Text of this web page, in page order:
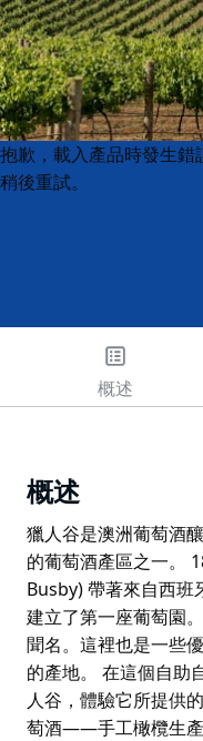
Product
List
Product
List
抱歉，載入產品時發生錯
稍後重試。
概述
概述
獵人谷是澳洲葡萄酒
的葡萄酒產區之一。
Busby) 帶著來自西班
建立了第一座葡萄園
聞名。這裡也是一些
的產地。 在這個自助
人谷，體驗它所提供
萄酒——手工橄欖生產